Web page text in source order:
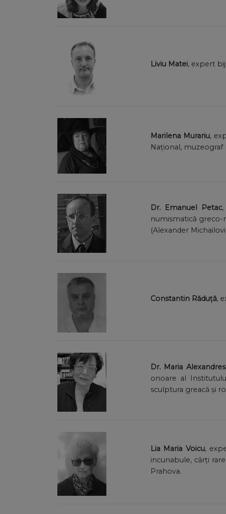
Liviu Matei, expert
Marilena Murariu,
Național, muzeograf
Dr. Emanuel Petac,
numismatică greco-
(Alexander
Constantin Răduță,
Dr. Maria
onoare al
sculptura greacă și
Lia Maria Voicu,
incunabule, cărţi
Prahova.